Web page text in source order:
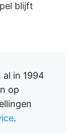
blijft
al in 1994
op
.